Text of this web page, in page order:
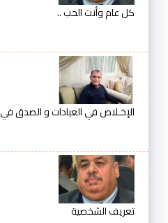
كل عام وأنت الحب ..
الإخـلاص في العبادات و الصدق
تعريف الشخصية